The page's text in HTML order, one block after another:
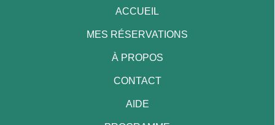
ACCUEIL
MES RÉSERVATIONS
À PROPOS
CONTACT
AIDE